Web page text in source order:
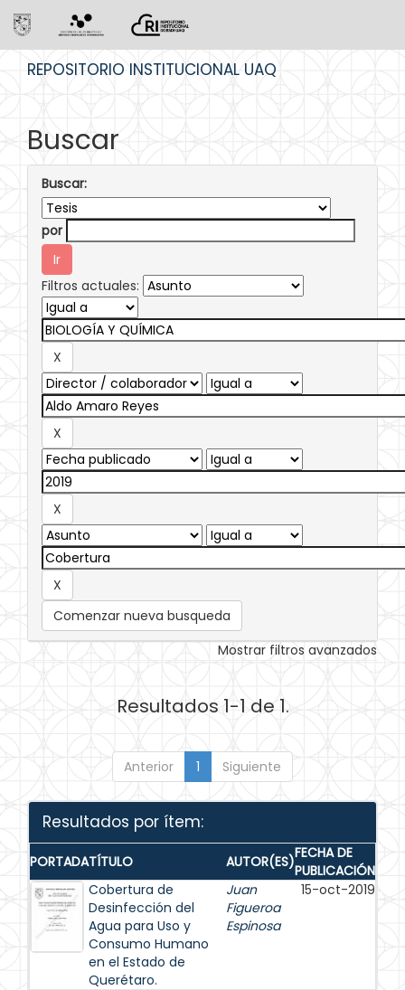
REPOSITORIO INSTITUCIONAL UAQ
Buscar
Buscar:
por
Filtros actuales:
Comenzar nueva busqueda
Mostrar filtros avanzados
Resultados 1-1 de 1.
Anterior 1 Siguiente
Resultados por ítem:
PORTADATÍTULO AUTOR(ES)FECHA DE
PUBLICACIÓN
Cobertura de
Desinfección del
Agua para Uso y
Consumo Humano
en el Estado de
Querétaro.
Juan
Figueroa
Espinosa
15-oct-2019